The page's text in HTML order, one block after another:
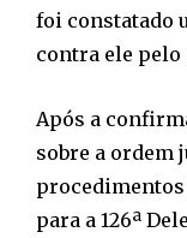
foi constatado
contra ele
Após a
sobre a ordem
para a 126ª